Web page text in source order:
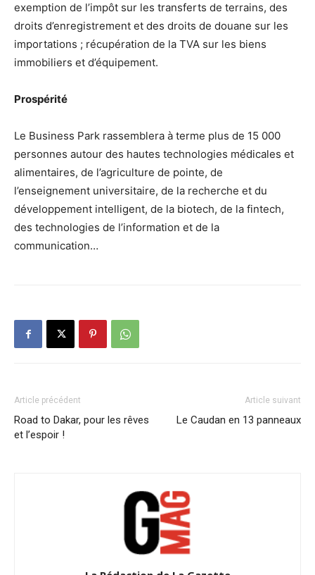
exemption de l’impôt sur les transferts de terrains, des
droits d’enregistrement et des droits de douane sur les
importations ; récupération de la TVA sur les biens
immobiliers et d’équipement.
Prospérité
Le Business Park rassemblera à terme plus de 15 000
personnes autour des hautes technologies médicales et
alimentaires, de l’agriculture de pointe, de
l’enseignement universitaire, de la recherche et du
développement intelligent, de la biotech, de la fintech,
des technologies de l’information et de la
communication…
Article précédent
Road to Dakar, pour les rêves
et l’espoir !
Article suivant
Le Caudan en 13 panneaux